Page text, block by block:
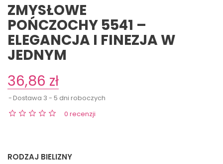
ZMYSŁOWE
POŃCZOCHY 5541 –
ELEGANCJA I FINEZJA W
JEDNYM
36,86 zł
Dostawa 3 - 5 dni roboczych
0 recenzji
RODZAJ BIELIZNY